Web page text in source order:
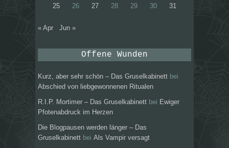
25
26 27 28 29 30 31
« Apr Jun »
Offene Wunden
Kurz, aber sehr schön – Das Gruselkabinett bei
Abschied von liebgewonnenen Ritualen
R.I.P. Mortimer – Das Gruselkabinett bei Ewiger
Pfotenabdruck im Herzen
Die Blogpausen werden länger – Das
Gruselkabinett bei Als Vampir versagt